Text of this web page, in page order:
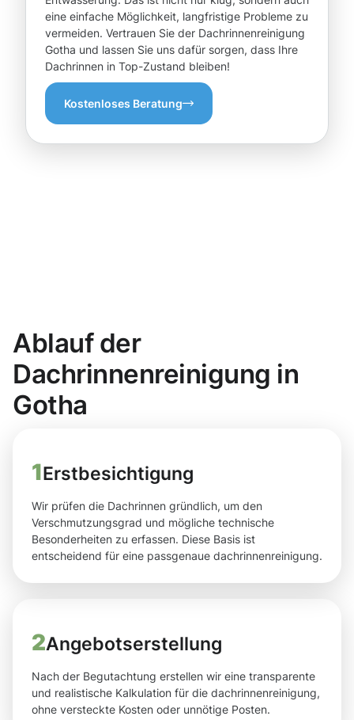
eine einfache Möglichkeit, langfristige Probleme zu
vermeiden. Vertrauen Sie der Dachrinnenreinigung
Gotha und lassen Sie uns dafür sorgen, dass Ihre
Dachrinnen in Top-Zustand bleiben!
Kostenloses Beratung
Ablauf der
Dachrinnenreinigung in
Gotha
1Erstbesichtigung
Wir prüfen die Dachrinnen gründlich, um den
Verschmutzungsgrad und mögliche technische
Besonderheiten zu erfassen. Diese Basis ist
entscheidend für eine passgenaue dachrinnenreinigung.
2Angebotserstellung
Nach der Begutachtung erstellen wir eine transparente
und realistische Kalkulation für die dachrinnenreinigung,
ohne versteckte Kosten oder unnötige Posten.